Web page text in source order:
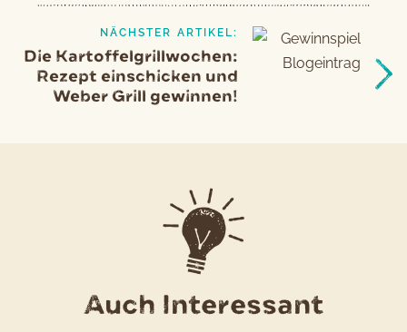
NÄCHSTER ARTIKEL:
Die Kartoffelgrillwochen:
Rezept einschicken und
Weber Grill gewinnen!
Auch Interessant